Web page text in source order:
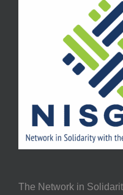
The Network in